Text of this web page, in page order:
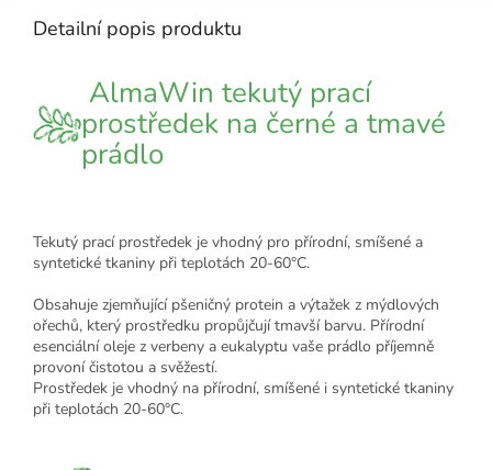
Detailní popis produktu
AlmaWin tekutý prací
prostředek na černé a tmavé
prádlo
Tekutý prací prostředek je vhodný pro přírodní, smíšené a
syntetické tkaniny při teplotách 20-60°C.
Obsahuje zjemňující pšeničný protein a výtažek z mýdlových
ořechů, který prostředku propůjčují tmavší barvu. Přírodní
esenciální oleje z verbeny a eukalyptu vaše prádlo příjemně
provoní čistotou a svěžestí.
Prostředek je vhodný na přírodní, smíšené i syntetické tkaniny
při teplotách 20-60°C.